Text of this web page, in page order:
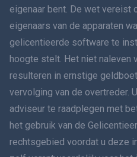
हिंदी
עברית
Română
Ελληνικά
eigenaar bent. De wet vereist
eigenaars van de apparaten
gelicentieerde software te
hoogte stelt. Het niet naleven
resulteren in ernstige
vervolging van de overtreder.
adviseur te raadplegen met
het gebruik van de
rechtsgebied voordat u deze